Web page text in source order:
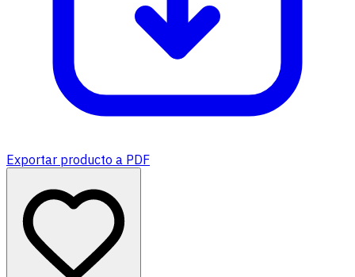
Exportar producto a PDF